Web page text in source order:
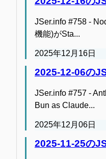
JSer.info #758 -
機能)がSta...
2025年12月16日
2025-12-06の
JSer.info #757 -
Bun as Claude...
2025年12月06日
2025-11-25の